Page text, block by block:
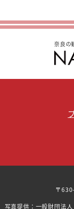
奈良の
〒
写真提供：一般財団法